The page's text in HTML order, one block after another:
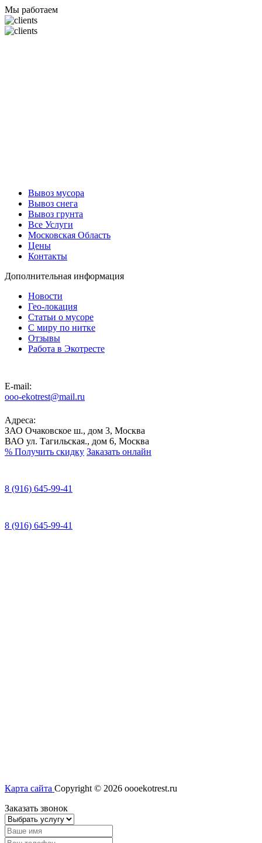
Мы работаем
Вывоз мусора
Вывоз снега
Вывоз грунта
Все Услуги
Московская Область
Цены
Контакты
Дополнительная информация
Новости
Гео-локация
Статьи о мусоре
С миру по нитке
Отзывы
Работа в Экотресте
E-mail:
ooo-ekotrest@mail.ru
Адреса:
ЗАО Очаковское ш., дом 3, Москва
ВАО ул. Тагильская., дом 6, Москва
% Получить скидку Заказать онлайн
8 (916) 645-99-41
8 (916) 645-99-41
Карта сайта Copyright © 2026 oooekotrest.ru
Заказать звонок